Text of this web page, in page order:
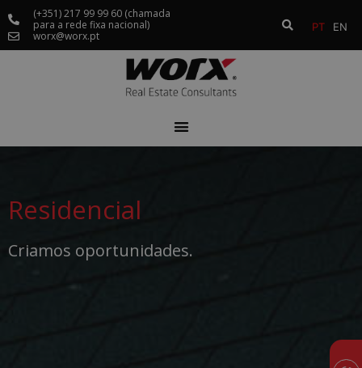
(+351) 217 99 99 60 (chamada
para a rede fixa nacional)
worx@worx.pt
PT EN
Residencial
Criamos oportunidades.